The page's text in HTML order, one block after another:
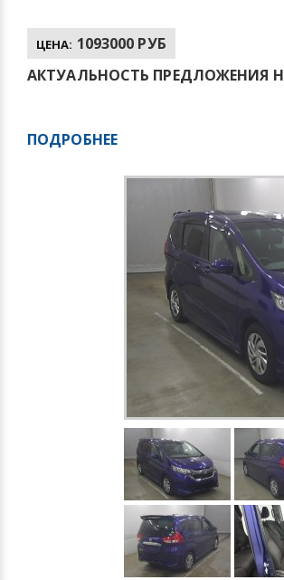
ЦЕНА: 1093000 РУБ
АКТУАЛЬНОСТЬ ПРЕДЛОЖЕНИЯ НА
ПОДРОБНЕЕ